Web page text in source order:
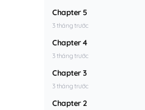
Chapter 5
3 tháng trước
Chapter 4
3 tháng trước
Chapter 3
3 tháng trước
Chapter 2